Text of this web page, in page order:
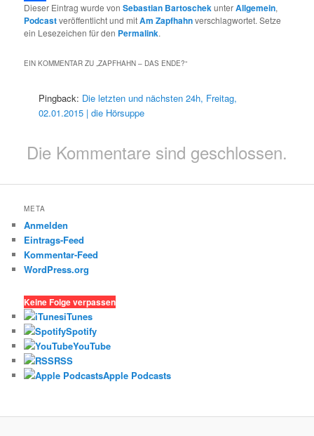
Teilen
Dieser Eintrag wurde vonSebastian BartoschekunterAllgemein,
Podcastveröffentlicht und mitAm Zapfhahnverschlagwortet. Setze
ein Lesezeichen für den Permalink.
EIN KOMMENTAR ZU „ZAPFHAHN – DAS ENDE?“
Pingback: Die letzten und nächsten 24h, Freitag,
02.01.2015 | die Hörsuppe
Die Kommentare sind geschlossen.
META
Anmelden
Eintrags-Feed
Kommentar-Feed
WordPress.org
Keine Folge verpassen
iTunes
Spotify
YouTube
RSS
Apple Podcasts